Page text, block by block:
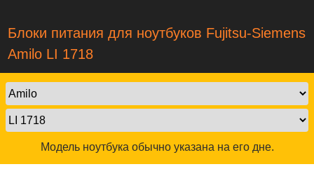
Блоки питания для ноутбуков Fujitsu-Siemens
Amilo LI 1718
Модель ноутбука обычно указана на его дне.